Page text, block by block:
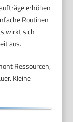
erhöhen
Routinen
wirkt sich
aus.
Ressourcen,
Kleine